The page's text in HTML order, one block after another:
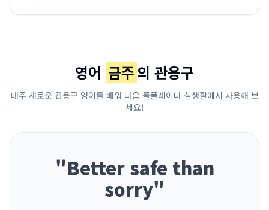
영어 금주의 관용구
매주 새로운 관용구 영어를 배워 다음 롤플레이나 실생활에서 사용해 보
세요!
"Better safe than
sorry"